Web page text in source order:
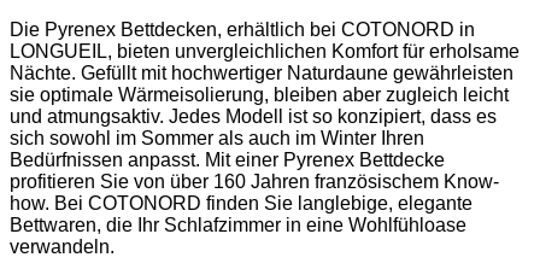
Die Pyrenex Bettdecken, erhältlich bei COTONORD in
LONGUEIL, bieten unvergleichlichen Komfort für erholsame
Nächte. Gefüllt mit hochwertiger Naturdaune gewährleisten
sie optimale Wärmeisolierung, bleiben aber zugleich leicht
und atmungsaktiv. Jedes Modell ist so konzipiert, dass es
sich sowohl im Sommer als auch im Winter Ihren
Bedürfnissen anpasst. Mit einer Pyrenex Bettdecke
profitieren Sie von über 160 Jahren französischem Know-
how. Bei COTONORD finden Sie langlebige, elegante
Bettwaren, die Ihr Schlafzimmer in eine Wohlfühloase
verwandeln.